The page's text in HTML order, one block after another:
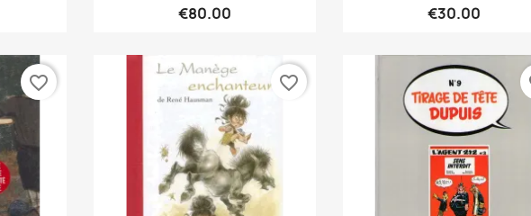
€80.00 €30.00
favorite_border favorite_border